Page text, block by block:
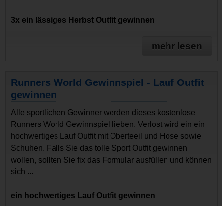
3x ein lässiges Herbst Outfit gewinnen
mehr lesen
Runners World Gewinnspiel - Lauf Outfit
gewinnen
Alle sportlichen Gewinner werden dieses kostenlose
Runners World Gewinnspiel lieben. Verlost wird ein ein
hochwertiges Lauf Outfit mit Oberteeil und Hose sowie
Schuhen. Falls Sie das tolle Sport Outfit gewinnen
wollen, sollten Sie fix das Formular ausfüllen und können
sich ...
ein hochwertiges Lauf Outfit gewinnen